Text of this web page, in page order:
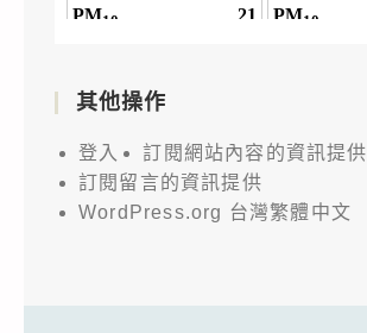
和
探
究
與
其他操作
登入
訂閱網站內容的資訊提供
訂閱留言的資訊提供
WordPress.org 台灣繁體中文